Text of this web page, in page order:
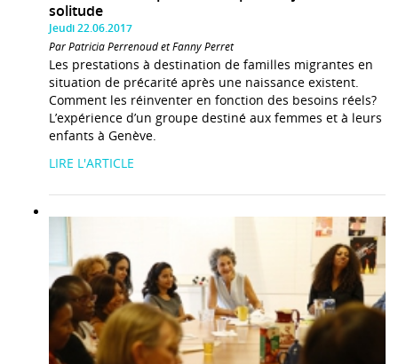
solitude
Jeudi 22.06.2017
Par Patricia Perrenoud et Fanny Perret
Les prestations à destination de familles migrantes en
situation de précarité après une naissance existent.
Comment les réinventer en fonction des besoins réels?
L’expérience d’un groupe destiné aux femmes et à leurs
enfants à Genève.
LIRE L'ARTICLE